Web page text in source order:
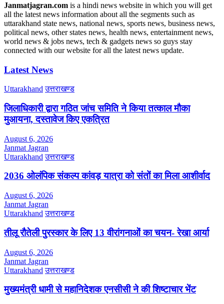
Janmatjagran.com is a hindi news website in which you will get
all the latest news information about all the segments such as
uttarakhand state news, national news, sports news, business news,
political news, other states news, health news, entertainment news,
world news & jobs news, tech & gadgets news so guys stay
connected with our website for all the latest news update.
Latest News
Uttarakhand उत्तराखण्ड
जिलाधिकारी द्वारा गठित जांच समिति ने किया तत्काल मौका
मुआयना, दस्तावेज किए एकत्रित
August 6, 2026
Janmat Jagran
Uttarakhand उत्तराखण्ड
2036 ओलंपिक संकल्प कांवड़ यात्रा को संतों का मिला आशीर्वाद
August 6, 2026
Janmat Jagran
Uttarakhand उत्तराखण्ड
तीलू रौतेली पुरस्कार के लिए 13 वीरांगनाओं का चयन- रेखा आर्या
August 6, 2026
Janmat Jagran
Uttarakhand उत्तराखण्ड
मुख्यमंत्री धामी से महानिदेशक एनसीसी ने की शिष्टाचार भेंट